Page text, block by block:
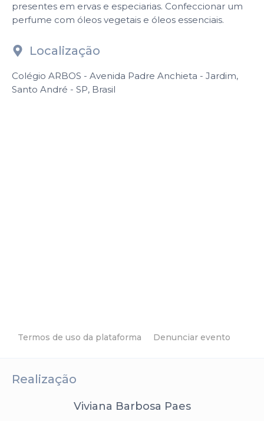
presentes em ervas e especiarias. Confeccionar um
perfume com óleos vegetais e óleos essenciais.
Localização
Colégio ARBOS - Avenida Padre Anchieta - Jardim,
Santo André - SP, Brasil
Termos de uso da plataforma Denunciar evento
Realização
Viviana Barbosa Paes